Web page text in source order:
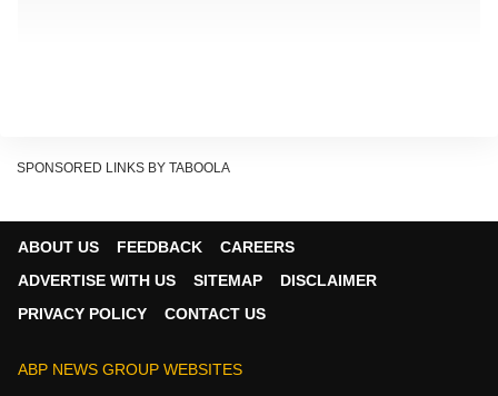
आज ग्रहों से बनने वाले वाशि योग, आनन्दादि योग, सुनफा योग, शंख
SPONSORED LINKS BY TABOOLA
ABOUT US FEEDBACK
CAREERS
ADVERTISE WITH US
SITEMAP
DISCLAIMER
PRIVACY POLICY
CONTACT US
ABP NEWS GROUP WEBSITES